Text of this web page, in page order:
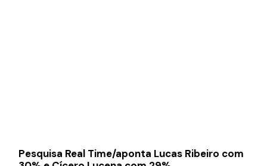
Pesquisa Real Time/aponta Lucas Ribeiro com